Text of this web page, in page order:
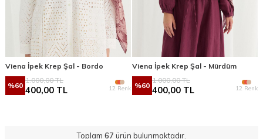
Viena İpek Krep Şal - Bordo
%60
1.000,00TL
400,00 TL 12 Renk
Viena İpek Krep Şal - Mürdüm
%60
1.000,00TL
400,00 TL 12 Renk
Toplam 67 ürün bulunmaktadır.